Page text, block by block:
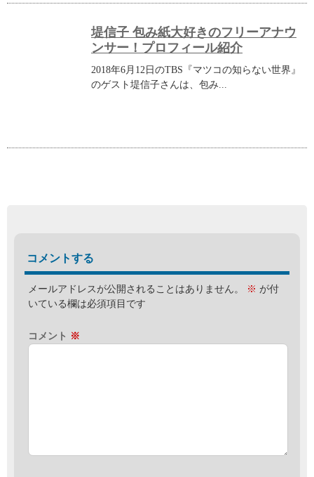
堤信子 包み紙大好きのフリーアナウ
ンサー！プロフィール紹介
2018年6月12日のTBS『マツコの知らない世界』
のゲスト堤信子さんは、包み...
コメントする
メールアドレスが公開されることはありません。 ※ が付
いている欄は必須項目です
コメント ※